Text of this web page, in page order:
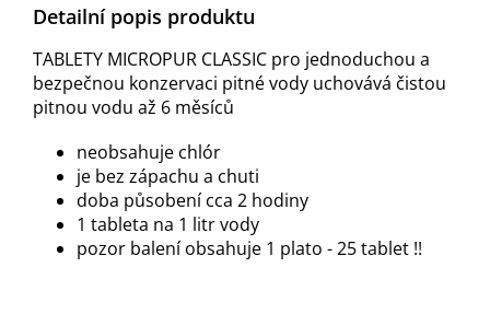
Detailní popis produktu
TABLETY MICROPUR CLASSIC pro jednoduchou a
bezpečnou konzervaci pitné vody uchovává čistou
pitnou vodu až 6 měsíců
neobsahuje chlór
je bez zápachu a chuti
doba působení cca 2 hodiny
1 tableta na 1 litr vody
pozor balení obsahuje 1 plato - 25 tablet !!